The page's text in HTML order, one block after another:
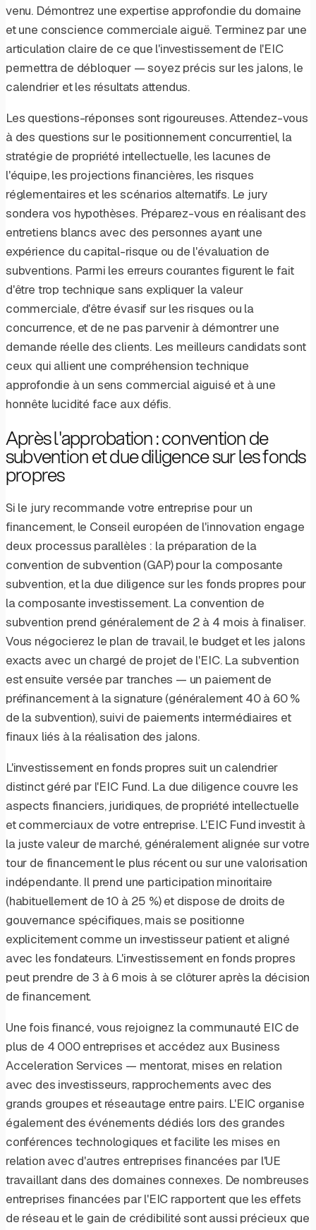
venu. Démontrez une expertise approfondie du domaine
et une conscience commerciale aiguë. Terminez par une
articulation claire de ce que l'investissement de l'EIC
permettra de débloquer — soyez précis sur les jalons, le
calendrier et les résultats attendus.
Les questions-réponses sont rigoureuses. Attendez-vous
à des questions sur le positionnement concurrentiel, la
stratégie de propriété intellectuelle, les lacunes de
l'équipe, les projections financières, les risques
réglementaires et les scénarios alternatifs. Le jury
sondera vos hypothèses. Préparez-vous en réalisant des
entretiens blancs avec des personnes ayant une
expérience du capital-risque ou de l'évaluation de
subventions. Parmi les erreurs courantes figurent le fait
d'être trop technique sans expliquer la valeur
commerciale, d'être évasif sur les risques ou la
concurrence, et de ne pas parvenir à démontrer une
demande réelle des clients. Les meilleurs candidats sont
ceux qui allient une compréhension technique
approfondie à un sens commercial aiguisé et à une
honnête lucidité face aux défis.
Après l'approbation : convention de
subvention et due diligence sur les fonds
propres
Si le jury recommande votre entreprise pour un
financement, le Conseil européen de l'innovation engage
deux processus parallèles : la préparation de la
convention de subvention (GAP) pour la composante
subvention, et la due diligence sur les fonds propres pour
la composante investissement. La convention de
subvention prend généralement de 2 à 4 mois à finaliser.
Vous négocierez le plan de travail, le budget et les jalons
exacts avec un chargé de projet de l'EIC. La subvention
est ensuite versée par tranches — un paiement de
préfinancement à la signature (généralement 40 à 60 %
de la subvention), suivi de paiements intermédiaires et
finaux liés à la réalisation des jalons.
L'investissement en fonds propres suit un calendrier
distinct géré par l'EIC Fund. La due diligence couvre les
aspects financiers, juridiques, de propriété intellectuelle
et commerciaux de votre entreprise. L'EIC Fund investit à
la juste valeur de marché, généralement alignée sur votre
tour de financement le plus récent ou sur une valorisation
indépendante. Il prend une participation minoritaire
(habituellement de 10 à 25 %) et dispose de droits de
gouvernance spécifiques, mais se positionne
explicitement comme un investisseur patient et aligné
avec les fondateurs. L'investissement en fonds propres
peut prendre de 3 à 6 mois à se clôturer après la décision
de financement.
Une fois financé, vous rejoignez la communauté EIC de
plus de 4 000 entreprises et accédez aux Business
Acceleration Services — mentorat, mises en relation
avec des investisseurs, rapprochements avec des
grands groupes et réseautage entre pairs. L'EIC organise
également des événements dédiés lors des grandes
conférences technologiques et facilite les mises en
relation avec d'autres entreprises financées par l'UE
travaillant dans des domaines connexes. De nombreuses
entreprises financées par l'EIC rapportent que les effets
de réseau et le gain de crédibilité sont aussi précieux que